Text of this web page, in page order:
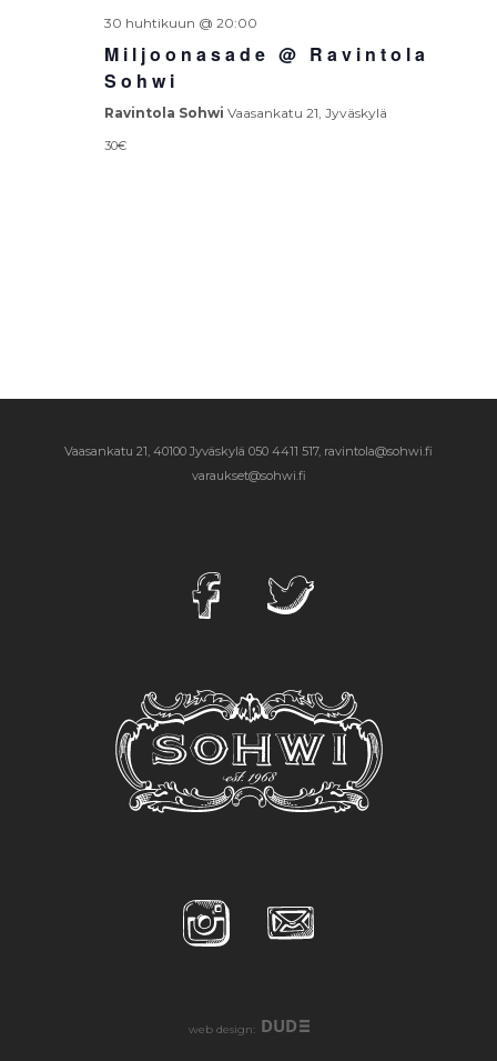
30 huhtikuun @ 20:00
Miljoonasade @ Ravintola
Sohwi
Ravintola Sohwi Vaasankatu 21, Jyväskylä
30€
Vaasankatu 21, 40100 Jyväskylä 050 4411 517, ravintola@sohwi.fi
varaukset@sohwi.fi
web design: DUD